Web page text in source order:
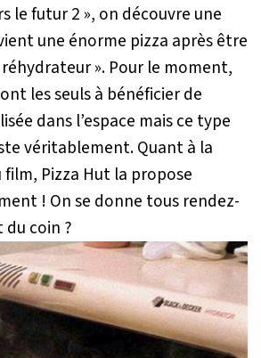
le futur 2 », on découvre une
une énorme pizza après être
réhydrateur ». Pour le moment,
les seuls à bénéficier de
dans l’espace mais ce type
véritablement. Quant à la
Pizza Hut la propose
! On se donne tous rendez-
du coin ?